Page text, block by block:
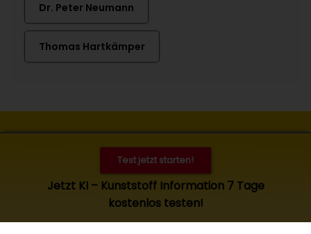
Dr. Peter Neumann
Thomas Hartkämper
Test jetzt starten!
Jetzt KI – Kunststoff Information 7 Tage
kostenlos testen!
© 2026 Kunststoff Information, Bad Homburg. Alle Rechte
vorbehalten. Zugang und Nutzung nur für KI-Abonnenten.